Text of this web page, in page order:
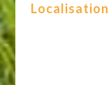
Localisation